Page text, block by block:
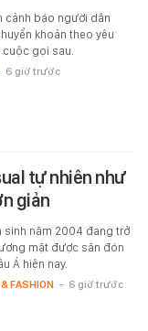
cảnh báo người dân
khoản theo yêu
cuộc gọi sau.
6 giờ trước
tự nhiên như
giản
sinh năm 2004 đang trở
mặt được săn đón
Á hiện nay.
FASHION - 6 giờ trước